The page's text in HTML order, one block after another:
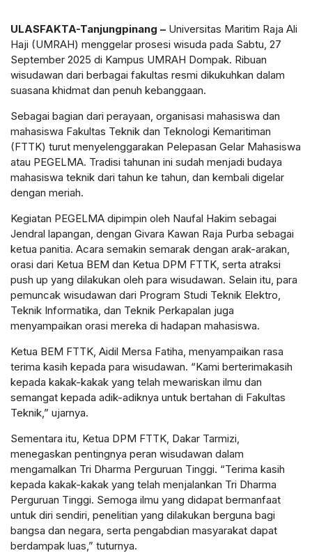
ULASFAKTA-Tanjungpinang – Universitas Maritim Raja Ali
Haji (UMRAH) menggelar prosesi wisuda pada Sabtu, 27
September 2025 di Kampus UMRAH Dompak. Ribuan
wisudawan dari berbagai fakultas resmi dikukuhkan dalam
suasana khidmat dan penuh kebanggaan.
Sebagai bagian dari perayaan, organisasi mahasiswa dan
mahasiswa Fakultas Teknik dan Teknologi Kemaritiman
(FTTK) turut menyelenggarakan Pelepasan Gelar Mahasiswa
atau PEGELMA. Tradisi tahunan ini sudah menjadi budaya
mahasiswa teknik dari tahun ke tahun, dan kembali digelar
dengan meriah.
Kegiatan PEGELMA dipimpin oleh Naufal Hakim sebagai
Jendral lapangan, dengan Givara Kawan Raja Purba sebagai
ketua panitia. Acara semakin semarak dengan arak-arakan,
orasi dari Ketua BEM dan Ketua DPM FTTK, serta atraksi
push up yang dilakukan oleh para wisudawan. Selain itu, para
pemuncak wisudawan dari Program Studi Teknik Elektro,
Teknik Informatika, dan Teknik Perkapalan juga
menyampaikan orasi mereka di hadapan mahasiswa.
Ketua BEM FTTK, Aidil Mersa Fatiha, menyampaikan rasa
terima kasih kepada para wisudawan. “Kami berterimakasih
kepada kakak-kakak yang telah mewariskan ilmu dan
semangat kepada adik-adiknya untuk bertahan di Fakultas
Teknik,” ujarnya.
Sementara itu, Ketua DPM FTTK, Dakar Tarmizi,
menegaskan pentingnya peran wisudawan dalam
mengamalkan Tri Dharma Perguruan Tinggi. “Terima kasih
kepada kakak-kakak yang telah menjalankan Tri Dharma
Perguruan Tinggi. Semoga ilmu yang didapat bermanfaat
untuk diri sendiri, penelitian yang dilakukan berguna bagi
bangsa dan negara, serta pengabdian masyarakat dapat
berdampak luas,” tuturnya.